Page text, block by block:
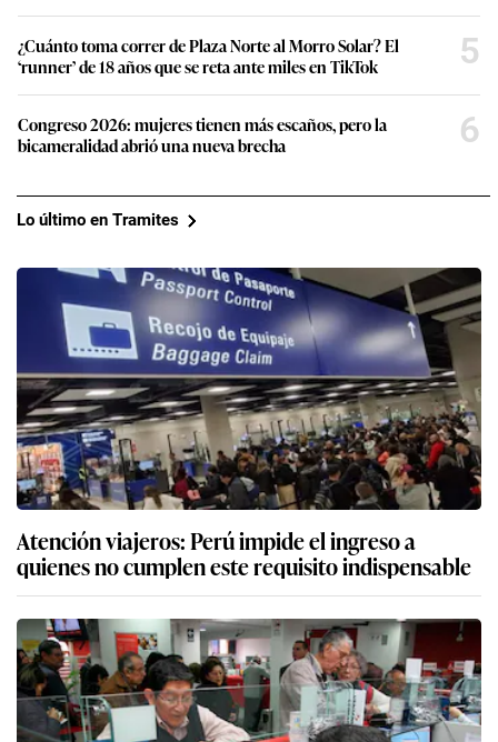
¿Cuánto toma correr de Plaza Norte al Morro Solar? El
‘runner’ de 18 años que se reta ante miles en TikTok
5
Congreso 2026: mujeres tienen más escaños, pero la
bicameralidad abrió una nueva brecha
6
Lo último en Tramites
Atención viajeros: Perú impide el ingreso a
quienes no cumplen este requisito indispensable